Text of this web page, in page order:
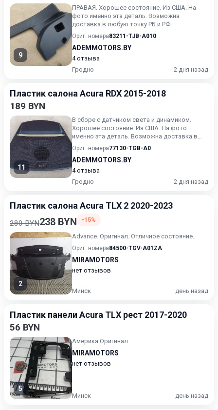
9
ПРАВАЯ. Хорошее состояние. Из США. На
фото именно эта деталь. Возможна
доставка в любую точку РБ и РФ
Ориг. номера83211-TJB-A010
ADEMMOTORS.BY
4 отзыва
Гродно
2 дня назад
Пластик салона Acura RDX 2015-2018
189 BYN
11
В сборе с датчиком света и динамиком.
Хорошее состояние. Из США. На фото
именно эта деталь. Возможна доставка в
любую точку РБ и РФ
Ориг. номера77130-TGB-A0
ADEMMOTORS.BY
4 отзыва
Гродно
2 дня назад
Пластик салона Acura TLX 2 2020-2023
280 BYN238 BYN -15%
2
Advance. Оригинал. Отличное состояние.
Ориг. номера84500-TGV-A01ZA
MIRAMOTORS
нет отзывов
Минск день назад
Пластик панели Acura TLX рест 2017-2020
56 BYN
5
Америка Оригинал.
MIRAMOTORS
нет отзывов
Минск день назад